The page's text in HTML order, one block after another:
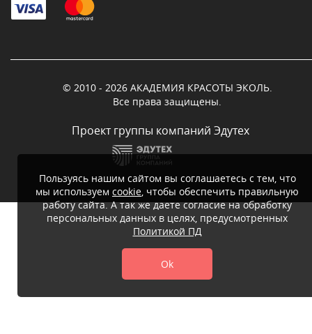
© 2010 - 2026 АКАДЕМИЯ КРАСОТЫ ЭКОЛЬ.
Все права защищены.
Проект группы компаний Эдутех
Пользуясь нашим сайтом вы соглашаетесь с тем, что
мы используем cookie, чтобы обеспечить правильную
работу сайта. А так же даете согласие на обработку
персональных данных в целях, предусмотренных
Политикой ПД
Ok